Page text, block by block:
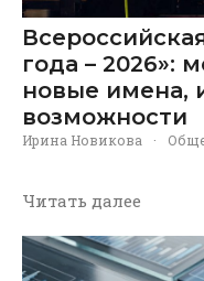
года – 2026»:
новые имена,
возможности
Ирина Новикова ·
Читать далее